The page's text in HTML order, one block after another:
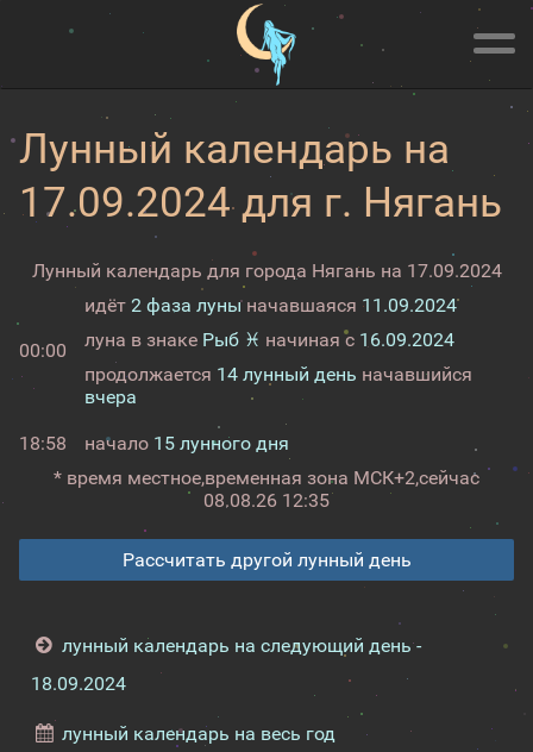
Лунный календарь на
17.09.2024 для г. Нягань
Лунный календарь для города Нягань на 17.09.2024
00:00
идёт 2 фаза луныначавшаяся 11.09.2024
луна в знаке Рыб ♓ начиная с 16.09.2024
продолжается 14 лунный день начавшийся
вчера
18:58 начало 15 лунного дня
* время местное,временная зона МСК+2,сейчас
08.08.26 12:35
Рассчитать другой лунный день
лунный календарь на следующий день -
18.09.2024
лунный календарь на весь год